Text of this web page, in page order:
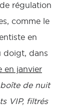
régulation
comme le
en
doigt, dans
en janvier
boîte de nuit
VIP, filtrés